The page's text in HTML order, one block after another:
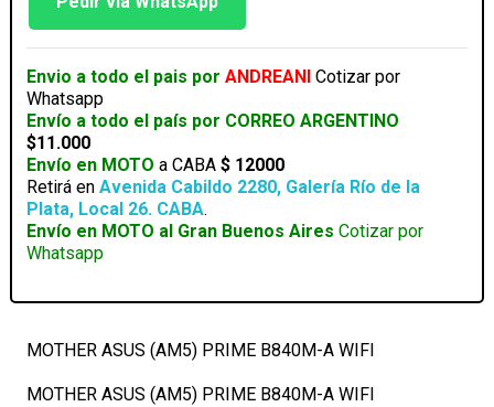
cantidad
Envio a todo el pais por ANDREANI Cotizar por
Whatsapp
Envío a todo el país por CORREO ARGENTINO
$11.000
Envío en MOTO a CABA$ 12000
Retirá enAvenida Cabildo 2280, Galería Río de la
Plata, Local 26. CABA.
Envío en MOTO al Gran Buenos Aires Cotizar por
Whatsapp
MOTHER ASUS (AM5) PRIME B840M-A WIFI
MOTHER ASUS (AM5) PRIME B840M-A WIFI